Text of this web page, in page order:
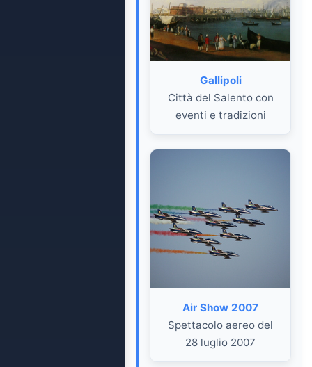
Gallipoli
Città del Salento con
eventi e tradizioni
Air Show 2007
Spettacolo aereo del
28 luglio 2007